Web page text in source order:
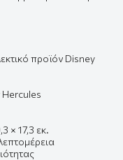
προϊόν Disney
Hercules
× 17,3 εκ.